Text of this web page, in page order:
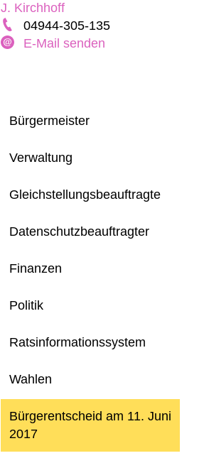
Bürgermeister
Verwaltung
Gleichstellungsbeauftragte
Datenschutzbeauftragter
Finanzen
Politik
Ratsinformationssystem
Wahlen
Bürgerentscheid am 11. Juni
2017
J. Kirchhoff
04944-305-135
E-Mail senden